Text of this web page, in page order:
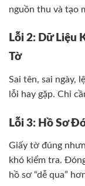
nguồn thu và tạo
Lỗi 2: Dữ Liệu
Tờ
Sai tên, sai ngày,
lỗi hay gặp. Chỉ
Lỗi 3: Hồ Sơ
Giấy tờ đúng
khó kiểm tra.
hồ sơ “dễ qua”